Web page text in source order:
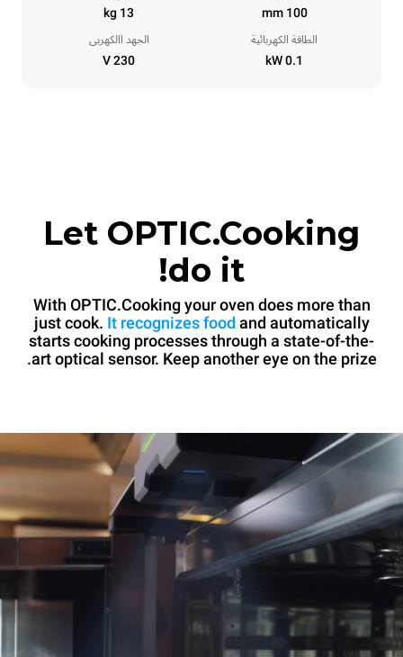
100 mm
13 kg
الطاقة الكهربائية
0.1 kW
الجهد االكهربى
230 V
Let OPTIC.Cooking
do it!
With OPTIC.Cooking your oven does more than
just cook. It recognizes food and automatically
starts cooking processes through a state-of-the-
art optical sensor. Keep another eye on the prize.